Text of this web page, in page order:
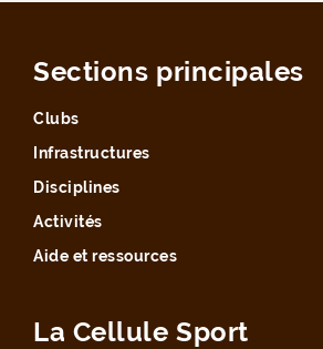
Sections principales
Clubs
Infrastructures
Disciplines
Activités
Aide et ressources
La Cellule Sport